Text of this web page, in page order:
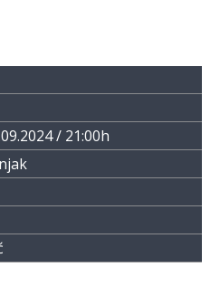
/ 21:00h